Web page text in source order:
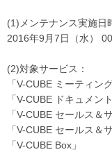
(1)メンテナンス実施日
2016年9月7日（水）
(2)対象サービス：
「V-CUBE ミーティング
「V-CUBE ドキュメント
「V-CUBE セールス＆
「V-CUBE セールス＆
「V-CUBE Box」